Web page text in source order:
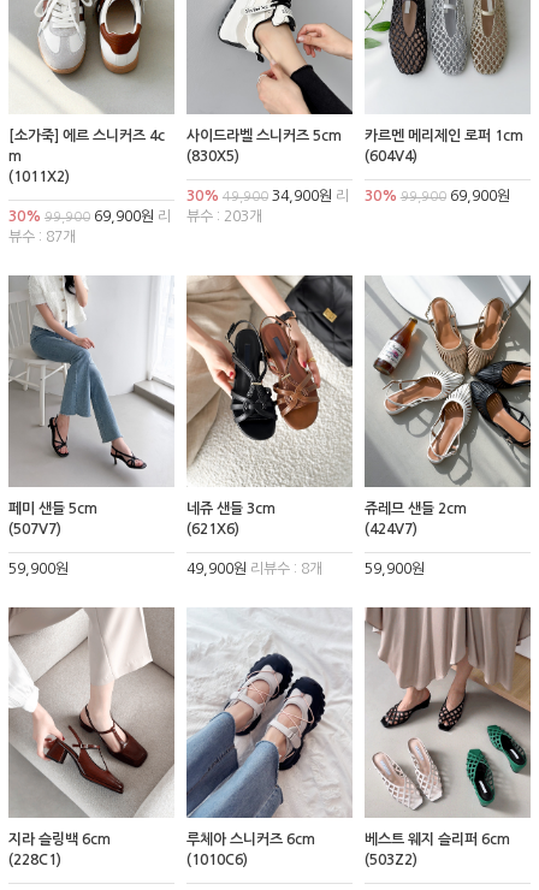
[소가죽] 에르 스니커즈 4c
m
(1011X2)
30% 99,900 69,900원 리
뷰수 : 87개
사이드라벨 스니커즈 5cm
(830X5)
30% 49,90034,900원 리
뷰수 : 203개
카르멘 메리제인 로퍼 1cm
(604V4)
30% 99,90069,900원
페미 샌들 5cm
(507V7)
59,900원
네쥬 샌들 3cm
(621X6)
49,900원 리뷰수 : 8개
쥬레므 샌들 2cm
(424V7)
59,900원
지라 슬링백 6cm
(228C1)
루체아 스니커즈 6cm
(1010C6)
베스트 웨지 슬리퍼 6cm
(503Z2)